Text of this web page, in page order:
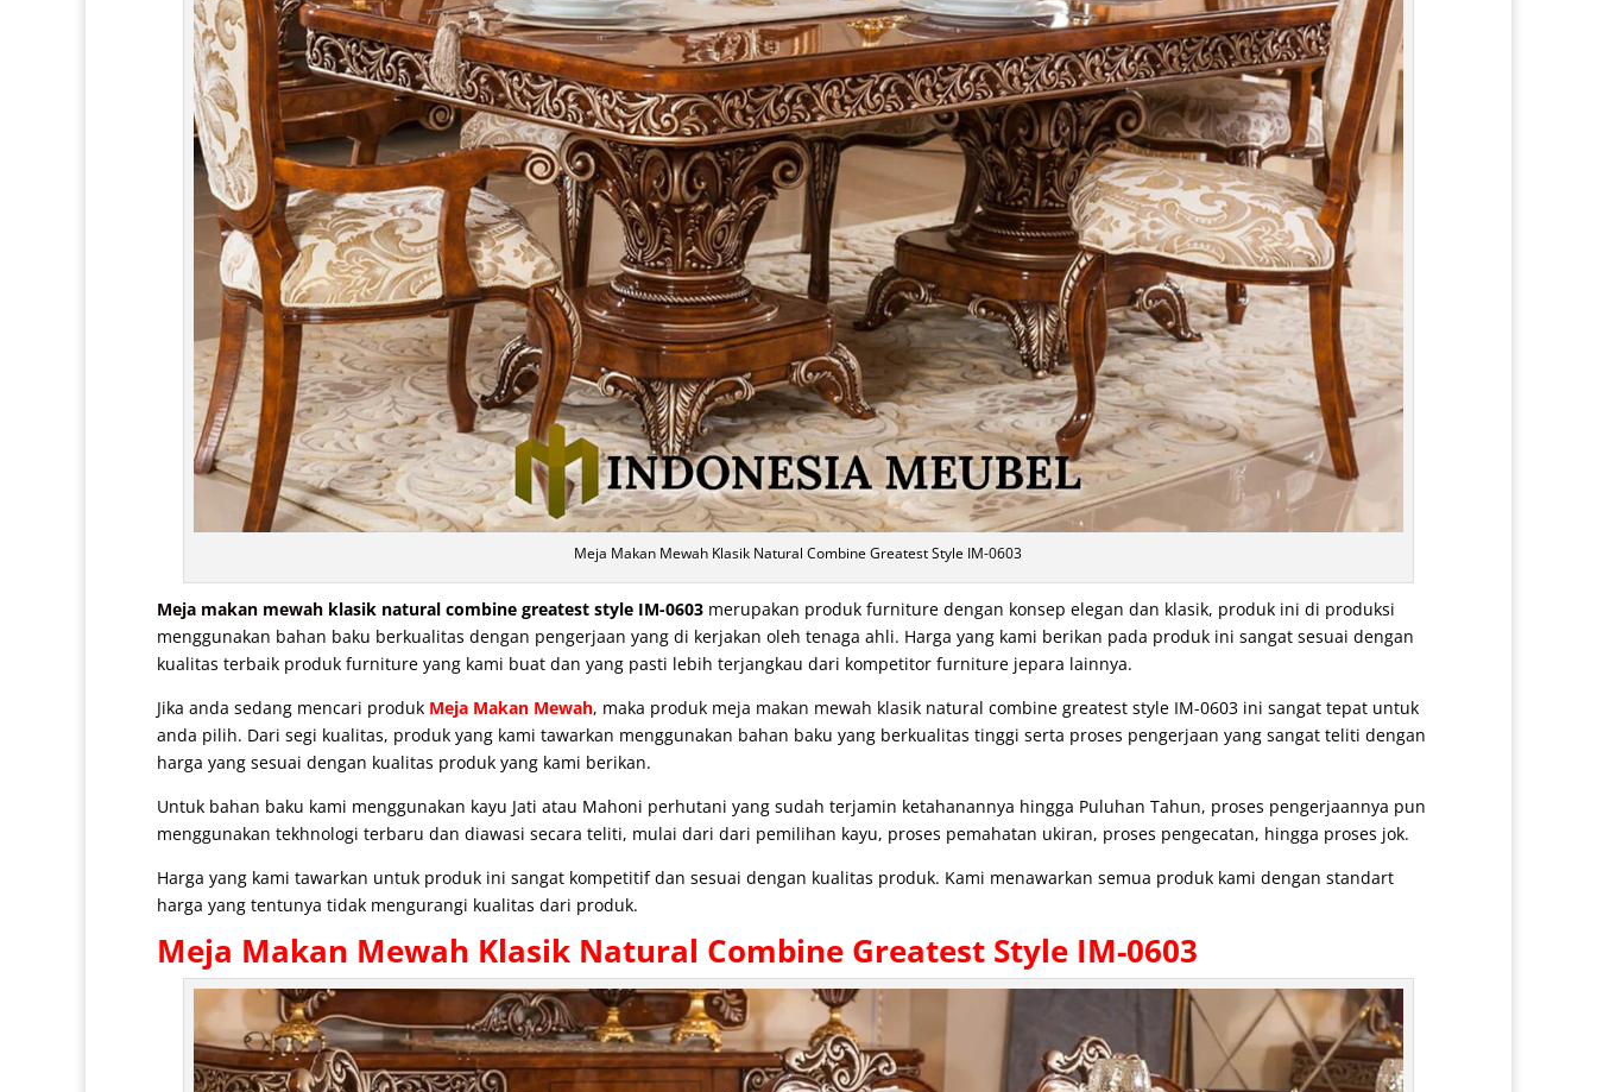
Meja Makan Mewah Klasik Natural Combine Greatest Style IM-0603
Meja makan mewah klasik natural combine greatest style IM-0603 merupakan produk furniture dengan konsep elegan dan klasik, produk ini di produksi
menggunakan bahan baku berkualitas dengan pengerjaan yang di kerjakan oleh tenaga ahli. Harga yang kami berikan pada produk ini sangat sesuai dengan
kualitas terbaik produk furniture yang kami buat dan yang pasti lebih terjangkau dari kompetitor furniture jepara lainnya.
Jika anda sedang mencari produk Meja Makan Mewah, maka produk meja makan mewah klasik natural combine greatest style IM-0603 ini sangat tepat untuk
anda pilih. Dari segi kualitas, produk yang kami tawarkan menggunakan bahan baku yang berkualitas tinggi serta proses pengerjaan yang sangat teliti dengan
harga yang sesuai dengan kualitas produk yang kami berikan.
Untuk bahan baku kami menggunakan kayu Jati atau Mahoni perhutani yang sudah terjamin ketahanannya hingga Puluhan Tahun, proses pengerjaannya pun
menggunakan tekhnologi terbaru dan diawasi secara teliti, mulai dari dari pemilihan kayu, proses pemahatan ukiran, proses pengecatan, hingga proses jok.
Harga yang kami tawarkan untuk produk ini sangat kompetitif dan sesuai dengan kualitas produk. Kami menawarkan semua produk kami dengan standart
harga yang tentunya tidak mengurangi kualitas dari produk.
Meja Makan Mewah Klasik Natural Combine Greatest Style IM-0603